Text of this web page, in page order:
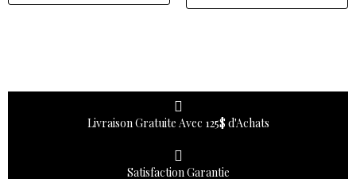
Livraison Gratuite Avec 125$ d'Achats
Satisfaction Garantie